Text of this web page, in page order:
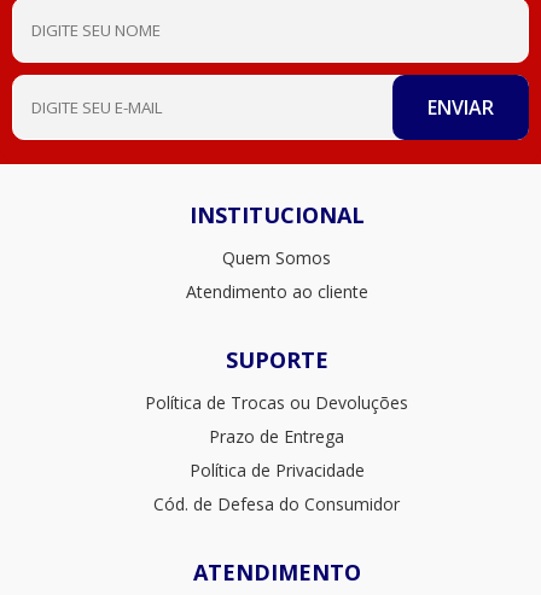
INSTITUCIONAL
Quem Somos
Atendimento ao cliente
SUPORTE
Política de Trocas ou Devoluções
Prazo de Entrega
Política de Privacidade
Cód. de Defesa do Consumidor
ATENDIMENTO